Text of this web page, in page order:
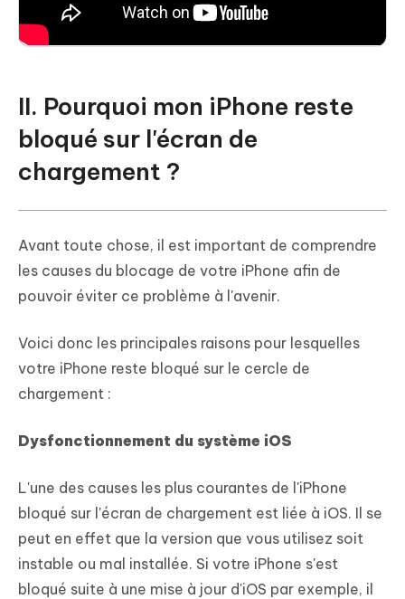
II. Pourquoi mon iPhone reste
bloqué sur l'écran de
chargement ?
Avant toute chose, il est important de comprendre
les causes du blocage de votre iPhone afin de
pouvoir éviter ce problème à l'avenir.
Voici donc les principales raisons pour lesquelles
votre iPhone reste bloqué sur le cercle de
chargement :
Dysfonctionnement du système iOS
L'une des causes les plus courantes de l'iPhone
bloqué sur l'écran de chargement est liée à iOS. Il se
peut en effet que la version que vous utilisez soit
instable ou mal installée. Si votre iPhone s'est
bloqué suite à une mise à jour d'iOS par exemple, il